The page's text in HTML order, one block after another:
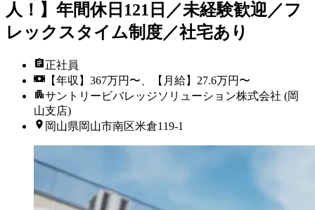
人！】年間休日121日／未経験歓迎／フ
レックスタイム制度／社宅あり
正社員
【年収】367万円〜、【月給】27.6万円〜
サントリービバレッジソリューション株式会社 (岡
山支店)
岡山県岡山市南区米倉119-1